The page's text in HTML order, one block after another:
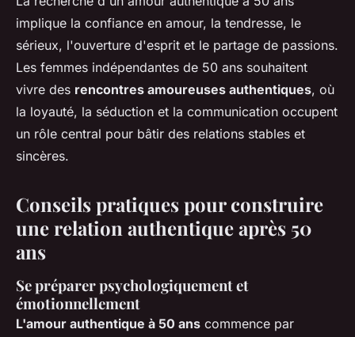
implique la confiance en amour, la tendresse, le
sérieux, l'ouverture d'esprit et le partage de passions.
Les femmes indépendantes de 50 ans souhaitent
vivre des rencontres amoureuses authentiques, où
la loyauté, la séduction et la communication occupent
un rôle central pour bâtir des relations stables et
sincères.
Conseils pratiques pour construire
une relation authentique après 50
ans
Se préparer psychologiquement et
émotionnellement
L'amour authentique à 50 ans commence par